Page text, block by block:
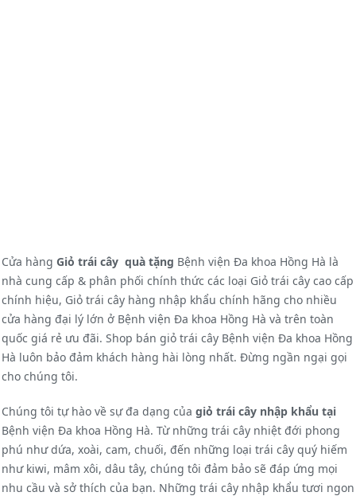
Cửa hàng Giỏ trái cây quà tặng Bệnh viện Đa khoa Hồng Hà là
nhà cung cấp & phân phối chính thức các loại Giỏ trái cây cao cấp
chính hiệu, Giỏ trái cây hàng nhập khẩu chính hãng cho nhiều
cửa hàng đại lý lớn ở Bệnh viện Đa khoa Hồng Hà và trên toàn
quốc giá rẻ ưu đãi. Shop bán giỏ trái cây Bệnh viện Đa khoa Hồng
Hà luôn bảo đảm khách hàng hài lòng nhất. Đừng ngần ngại gọi
cho chúng tôi.
Chúng tôi tự hào về sự đa dạng của giỏ trái cây nhập khẩu tại
Bệnh viện Đa khoa Hồng Hà. Từ những trái cây nhiệt đới phong
phú như dứa, xoài, cam, chuối, đến những loại trái cây quý hiếm
như kiwi, mâm xôi, dâu tây, chúng tôi đảm bảo sẽ đáp ứng mọi
nhu cầu và sở thích của bạn. Những trái cây nhập khẩu tươi ngon